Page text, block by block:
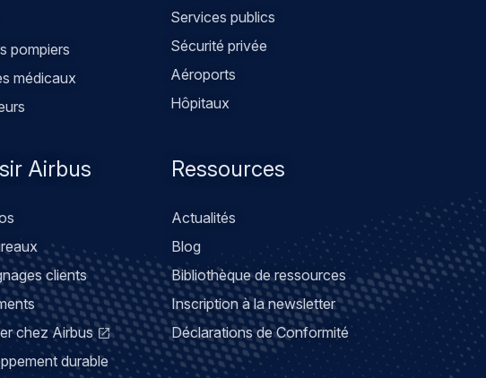
pompiers
médicaux
Services publics
Sécurité privée
Aéroports
Hôpitaux
Airbus
clients
chez Airbus
durable
Ressources
Actualités
Blog
Bibliothèque de ressources
Inscription à la newsletter
Déclarations de Conformité